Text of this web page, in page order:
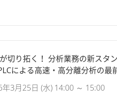
切り拓く！ 分析業務の新スタ
による高速・高分離分析の最
3月25日 (水) 14:00 ～ 15:00